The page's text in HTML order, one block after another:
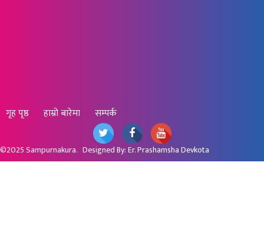
गृह पृष्ठ हाम्रो बारेमा सम्पर्क
©2025Sampurnakura. Designed By:Er. Prashamsha Devkota